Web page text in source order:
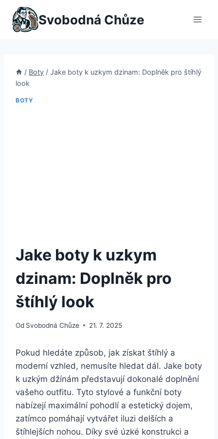
Přeskočit
obsah
Svobodná Chůze
/ Boty / Jake boty k uzkym dzinam: Doplněk pro štíhlý
look
BOTY
Jake boty k uzkym
dzinam: Doplněk pro
štíhlý look
Od Svobodná Chůze 21. 7. 2025
Pokud hledáte způsob, jak získat štíhlý a
moderní vzhled, nemusíte hledat dál. Jake boty
k⁣ uzkým⁢ džínám představují dokonalé doplnění
vašeho outfitu. Tyto stylové a funkční boty
nabízejí maximální pohodlí a estetický ⁤dojem,
zatímco pomáhají vytvářet iluzi delších a
štíhlejších nohou. Díky své ⁢úzké konstrukci ‌a